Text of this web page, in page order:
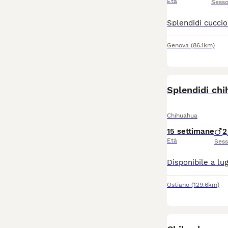
Sesso
Genova (86.1km)
Splendidi
Chihuahua
15 settimane
Età
2
Ostiano (129.6km)